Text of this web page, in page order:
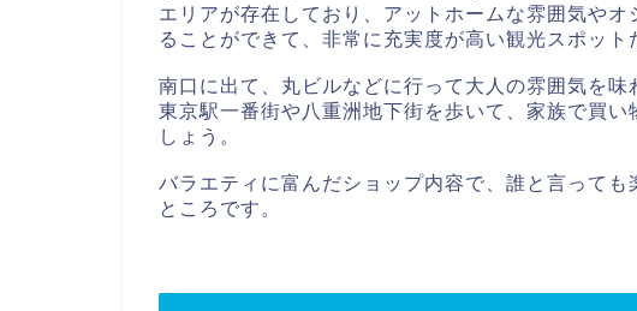
エリアが存在しており、アットホームな雰囲気や
ることができて、非常に充実度が高い観光スポット
南口に出て、丸ビルなどに行って大人の雰囲気を味
東京駅一番街や八重洲地下街を歩いて、家族で買
しょう。
バラエティに富んだショップ内容で、誰と言って
ところです。